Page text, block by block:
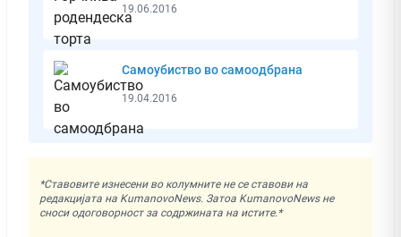
19.06.2016
Самоубиство во самоодбрана
19.04.2016
*Ставовите изнесени во колумните не се ставови на
редакцијата на KumanovoNews. Затоа KumanovoNews не
сноси одоговорност за содржината на истите.*